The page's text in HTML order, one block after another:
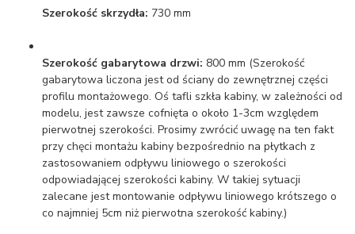
Szerokość skrzydła: 730 mm
Szerokość gabarytowa drzwi: 800 mm (Szerokość
gabarytowa liczona jest od ściany do zewnętrznej części
profilu montażowego. Oś tafli szkła kabiny, w zależności od
modelu, jest zawsze cofnięta o około 1-3cm względem
pierwotnej szerokości. Prosimy zwrócić uwagę na ten fakt
przy chęci montażu kabiny bezpośrednio na płytkach z
zastosowaniem odpływu liniowego o szerokości
odpowiadającej szerokości kabiny. W takiej sytuacji
zalecane jest montowanie odpływu liniowego krótszego o
co najmniej 5cm niż pierwotna szerokość kabiny.)